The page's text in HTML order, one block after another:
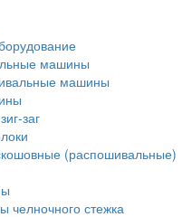
машины
машины
заг
(распошивальные)
челночного стежка